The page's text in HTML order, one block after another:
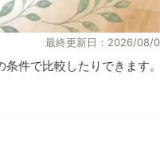
最終更新日：2026/08/
条件で比較したりできます